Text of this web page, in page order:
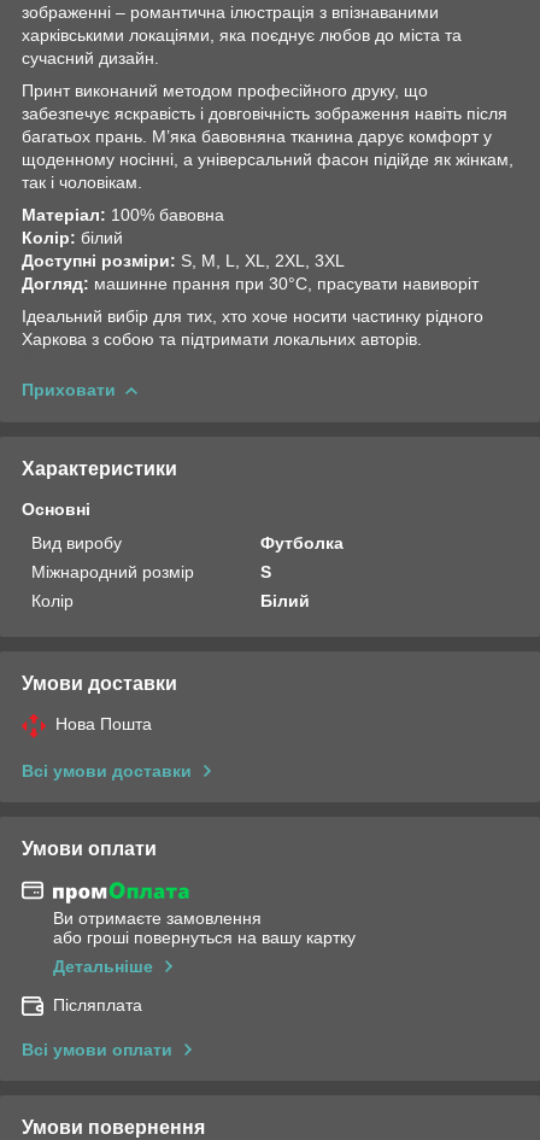
зображенні – романтична ілюстрація з впізнаваними
харківськими локаціями, яка поєднує любов до міста та
сучасний дизайн.
Принт виконаний методом професійного друку, що
забезпечує яскравість і довговічність зображення навіть після
багатьох прань. М’яка бавовняна тканина дарує комфорт у
щоденному носінні, а універсальний фасон підійде як жінкам,
так і чоловікам.
Матеріал: 100% бавовна
Колір: білий
Доступні розміри: S, M, L, XL, 2XL, 3XL
Догляд: машинне прання при 30°C, прасувати навиворіт
Ідеальний вибір для тих, хто хоче носити частинку рідного
Харкова з собою та підтримати локальних авторів.
Приховати
Характеристики
Основні
Вид виробу
Футболка
Міжнародний розмір
S
Колір
Білий
Умови доставки
Нова Пошта
Всі умови доставки
Умови оплати
Ви отримаєте замовлення
або гроші повернуться на вашу картку
Детальніше
Післяплата
Всі умови оплати
Умови повернення